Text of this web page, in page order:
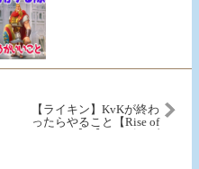
【ライキン】KvKが終わ
ったらやること【Rise of